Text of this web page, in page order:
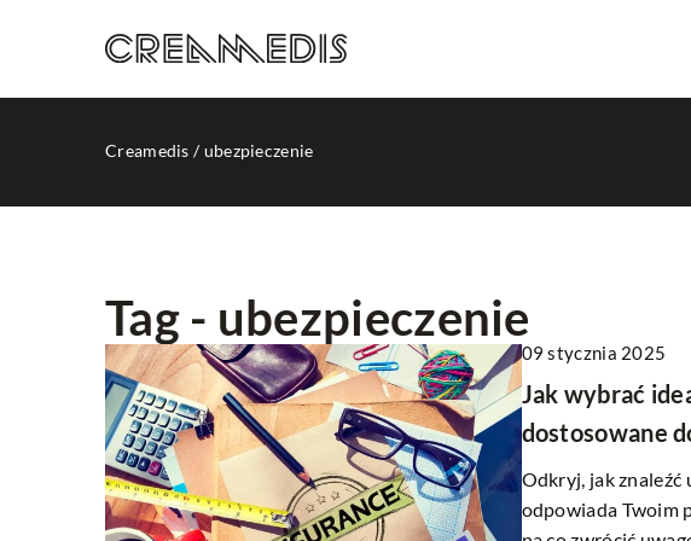
Creamedis /ubezpieczenie
Tag - ubezpieczenie
09 stycznia 2025
Jak wybrać
dostosowane
Odkryj, jak znaleźć
odpowiada Twoim
INNE